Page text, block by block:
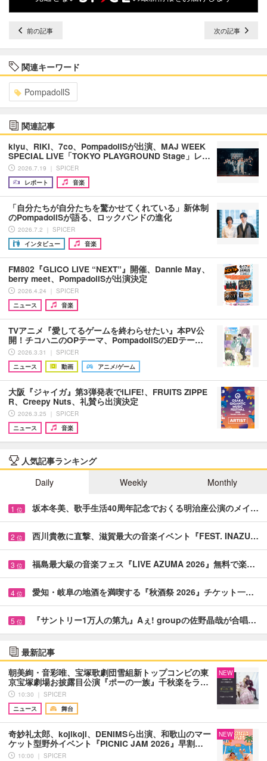
前の記事 次の記事
関連キーワード
PompadollS
関連記事
kiyu、RIKI、7co、PompadollSが出演、MAJ WEEK
SPECIAL LIVE「TOKYO PLAYGROUND Stage」レ…
2026.7.19 ｜ SPICER
レポート
音楽
「自分たちが自分たちを驚かせてくれている」新体制
のPompadollSが語る、ロックバンドの進化
2026.7.2 ｜ SPICER
インタビュー
音楽
FM802『GLICO LIVE “NEXT”』開催、Dannie May、
berry meet、PompadollSが出演決定
2026.4.24 ｜ SPICER
ニュース
音楽
TVアニメ『愛してるゲームを終わらせたい』本PV公
開！チコハニのOPテーマ、PompadollSのEDテー…
2026.3.31 ｜ SPICER
ニュース
動画 アニメ/ゲーム
大阪『ジャイガ』第3弾発表でiLiFE!、FRUITS ZIPPE
R、Creepy Nuts、礼賛ら出演決定
2026.3.25 ｜ SPICER
ニュース
音楽
人気記事ランキング
Daily
Weekly Monthly
1 位 坂本冬美、歌手生活40周年記念でおくる明治座公演のメイ…
2 位 西川貴教に直撃、滋賀最大の音楽イベント『FEST. INAZU…
3 位 福島最大級の音楽フェス『LIVE AZUMA 2026』無料で楽…
4 位 愛知・岐阜の地酒を満喫する『秋酒祭 2026』チケット一…
5 位 『サントリー1万人の第九』Aぇ! groupの佐野晶哉が合唱…
最新記事
朝美絢・音彩唯、宝塚歌劇団雪組新トップコンビの東
京宝塚劇場お披露目公演『ポーの一族』千秋楽をラ…
10:30 ｜ SPICER
ニュース
舞台
NEW
奇妙礼太郎、kojikoji、DENIMSら出演、和歌山のマー
ケット型野外イベント『PICNIC JAM 2026』早割…
10:00 ｜ SPICER
NEW